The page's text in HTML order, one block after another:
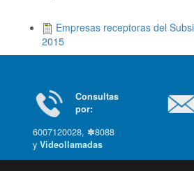
Empresas receptoras del
2015
Consultas
por:
6007120028, ✽8088
yVideollamadas